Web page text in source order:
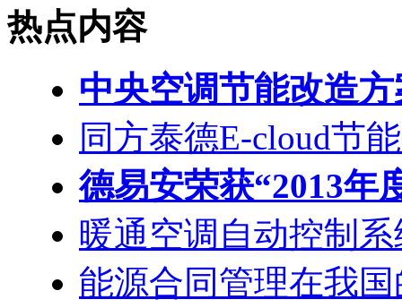
热点内容
中央空调节能改造方
同方泰德E-cloud节
德易安荣获“2013年
暖通空调自动控制
能源合同管理在我